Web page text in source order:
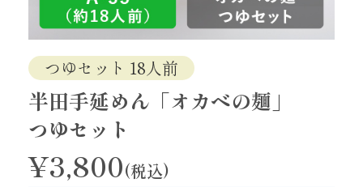
半田手延めん「オカベの麺」
つゆセット
つゆセット 18人前
¥3,800(税込)